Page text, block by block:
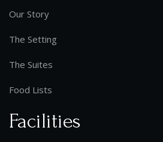
Our Story
The Setting
The Suites
Food Lists
Facilities